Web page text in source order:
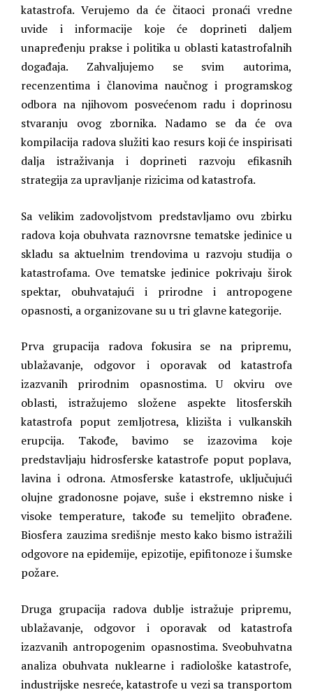
katastrofa. Verujemo da će čitaoci pronaći vredne
uvide i informacije koje će doprineti daljem
unapređenju prakse i politika u oblasti katastrofalnih
događaja. Zahvaljujemo se svim autorima,
recenzentima i članovima naučnog i programskog
odbora na njihovom posvećenom radu i doprinosu
stvaranju ovog zbornika. Nadamo se da će ova
kompilacija radova služiti kao resurs koji će inspirisati
dalja istraživanja i doprineti razvoju efikasnih
strategija za upravljanje rizicima od katastrofa.
Sa velikim zadovoljstvom predstavljamo ovu zbirku
radova koja obuhvata raznovrsne tematske jedinice u
skladu sa aktuelnim trendovima u razvoju studija o
katastrofama. Ove tematske jedinice pokrivaju širok
spektar, obuhvatajući i prirodne i antropogene
opasnosti, a organizovane su u tri glavne kategorije.
Prva grupacija radova fokusira se na pripremu,
ublažavanje, odgovor i oporavak od katastrofa
izazvanih prirodnim opasnostima. U okviru ove
oblasti, istražujemo složene aspekte litosferskih
katastrofa poput zemljotresa, klizišta i vulkanskih
erupcija. Takođe, bavimo se izazovima koje
predstavljaju hidrosferske katastrofe poput poplava,
lavina i odrona. Atmosferske katastrofe, uključujući
olujne gradonosne pojave, suše i ekstremno niske i
visoke temperature, takođe su temeljito obrađene.
Biosfera zauzima središnje mesto kako bismo istražili
odgovore na epidemije, epizotije, epifitonoze i šumske
požare.
Druga grupacija radova dublje istražuje pripremu,
ublažavanje, odgovor i oporavak od katastrofa
izazvanih antropogenim opasnostima. Sveobuhvatna
analiza obuhvata nuklearne i radiološke katastrofe,
industrijske nesreće, katastrofe u vezi sa transportom